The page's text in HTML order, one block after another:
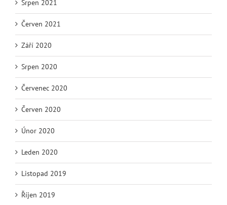
Srpen 2021
Červen 2021
Září 2020
Srpen 2020
Červenec 2020
Červen 2020
Únor 2020
Leden 2020
Listopad 2019
Říjen 2019